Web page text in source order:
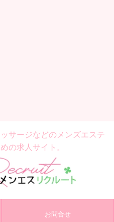
サージなどの メンズエステ
の求人サイト。
お問合せ